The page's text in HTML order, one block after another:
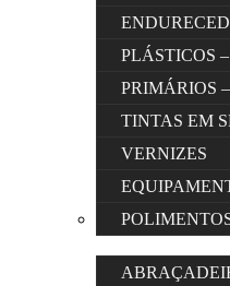
PLÁSTICOS
PRIMÁRIOS
TINTAS EM
VERNIZES